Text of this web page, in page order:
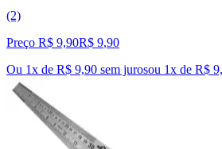
(2)
Preço R$ 9,90R$ 9,90
Ou 1x de R$ 9,90 sem jurosou 1x de R$